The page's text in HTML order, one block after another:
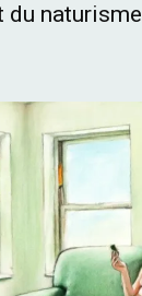
du naturisme